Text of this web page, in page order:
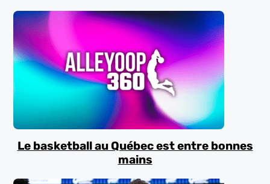
Le basketball au Québec est entre bonnes
mains